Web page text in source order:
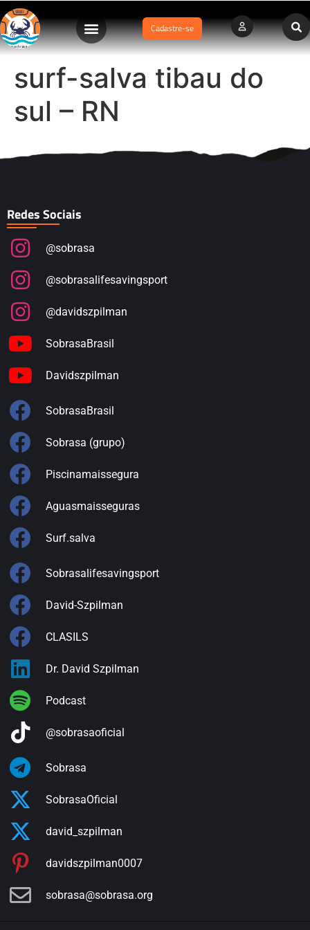
Cadastre-se
surf-salva tibau do
sul – RN
Redes Sociais
@sobrasa
@sobrasalifesavingsport
@davidszpilman
SobrasaBrasil
Davidszpilman
SobrasaBrasil
Sobrasa (grupo)
Piscinamaissegura
Aguasmaisseguras
Surf.salva
Sobrasalifesavingsport
David-Szpilman
CLASILS
Dr. David Szpilman
Podcast
@sobrasaoficial
Sobrasa
SobrasaOficial
david_szpilman
davidszpilman0007
sobrasa@sobrasa.org